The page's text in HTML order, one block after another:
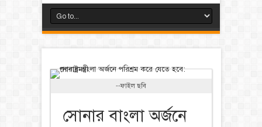
--ফাইল ছবি
সোনার বাংলা অর্জনে